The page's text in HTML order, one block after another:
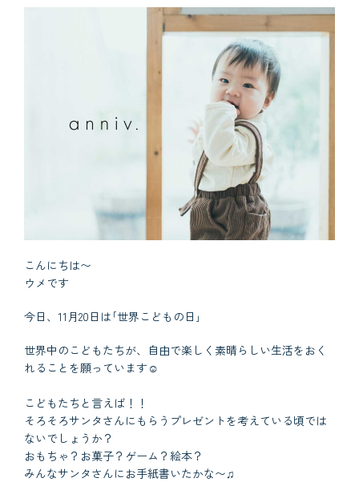
こんにちは〜
ウメです
今日、11月20日は｢世界こどもの日｣
世界中のこどもたちが、自由で楽しく素晴らしい生活をおく
れることを願っています☺︎
こどもたちと言えば！！
そろそろサンタさんにもらうプレゼントを考えている頃では
ないでしょうか？
おもちゃ？お菓子？ゲーム？絵本？
みんなサンタさんにお手紙書いたかな〜♫